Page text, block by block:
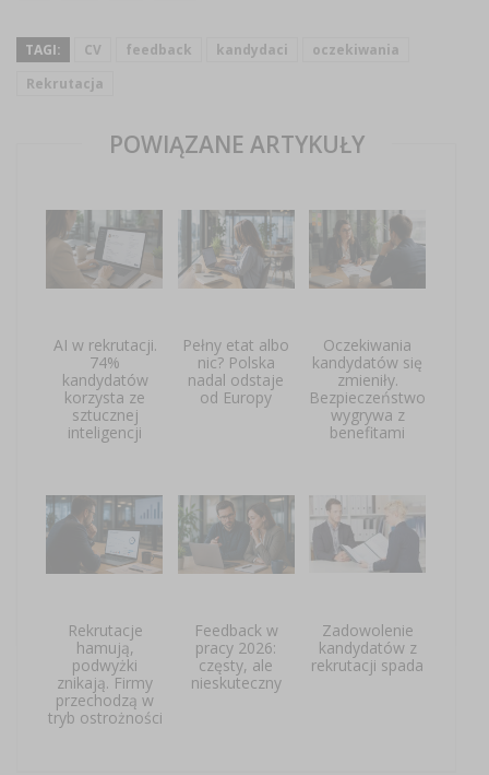
TAGI: CV feedback kandydaci
oczekiwania
Rekrutacja
POWIĄZANE ARTYKUŁY
AI w rekrutacji.
74%
kandydatów
korzysta ze
sztucznej
inteligencji
Pełny etat albo
nic? Polska
nadal odstaje
od Europy
Oczekiwania
kandydatów się
zmieniły.
Bezpieczeństwo
wygrywa z
benefitami
Rekrutacje
hamują,
podwyżki
znikają. Firmy
przechodzą w
tryb ostrożności
Feedback w
pracy 2026:
częsty, ale
nieskuteczny
Zadowolenie
kandydatów z
rekrutacji spada